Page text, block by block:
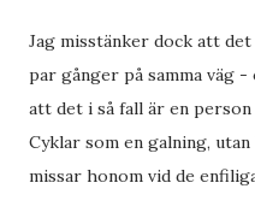
Jag misstänker dock att
par gånger på samma väg -
att det i så fall är en
Cyklar som en galning,
missar honom vid de